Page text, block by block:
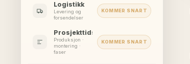
Logistikk
Levering og
forsendelser
KOMMER SNART
Prosjekttidslinje
Produksjon ·
montering ·
faser
KOMMER SNART